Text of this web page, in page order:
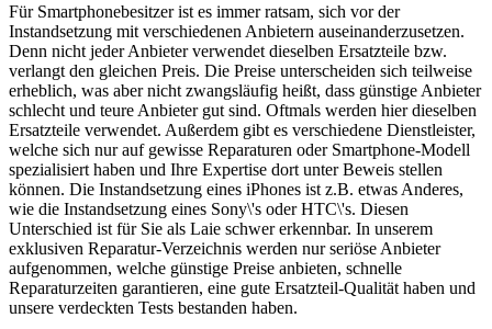
Für Smartphonebesitzer ist es immer ratsam, sich vor der
Instandsetzung mit verschiedenen Anbietern auseinanderzusetzen.
Denn nicht jeder Anbieter verwendet dieselben Ersatzteile bzw.
verlangt den gleichen Preis. Die Preise unterscheiden sich teilweise
erheblich, was aber nicht zwangsläufig heißt, dass günstige Anbieter
schlecht und teure Anbieter gut sind. Oftmals werden hier dieselben
Ersatzteile verwendet. Außerdem gibt es verschiedene Dienstleister,
welche sich nur auf gewisse Reparaturen oder Smartphone-Modell
spezialisiert haben und Ihre Expertise dort unter Beweis stellen
können. Die Instandsetzung eines iPhones ist z.B. etwas Anderes,
wie die Instandsetzung eines Sony\'s oder HTC\'s. Diesen
Unterschied ist für Sie als Laie schwer erkennbar. In unserem
exklusiven Reparatur-Verzeichnis werden nur seriöse Anbieter
aufgenommen, welche günstige Preise anbieten, schnelle
Reparaturzeiten garantieren, eine gute Ersatzteil-Qualität haben und
unsere verdeckten Tests bestanden haben.